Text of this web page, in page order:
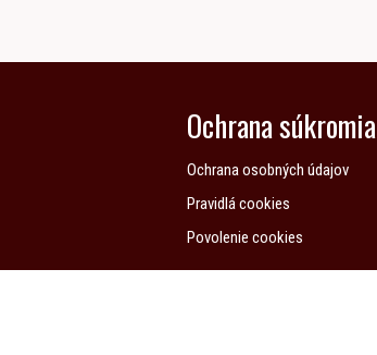
Ochrana súkromia
Ochrana osobných údajov
Pravidlá cookies
Povolenie cookies